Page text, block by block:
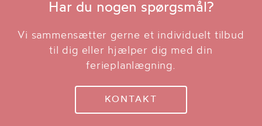
Har du nogen spørgsmål?
Vi sammensætter gerne et individuelt tilbud
til dig eller hjælper dig med din
ferieplanlægning.
KONTAKT